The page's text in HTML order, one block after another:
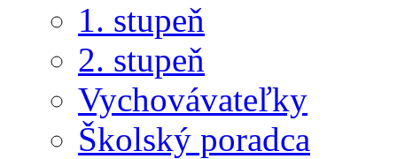
1. stupeň
2. stupeň
Vychovávateľky
Školský poradca